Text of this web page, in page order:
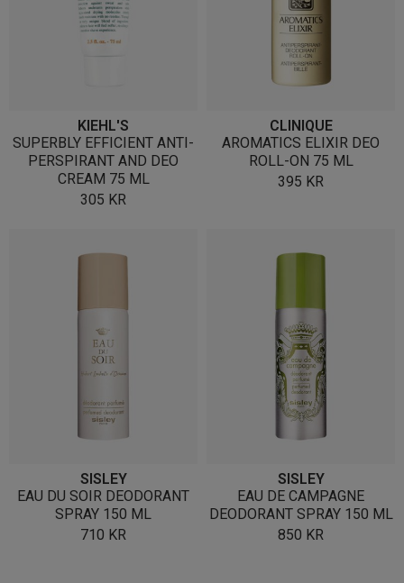
KIEHL'S
SUPERBLY EFFICIENT ANTI-
PERSPIRANT AND DEO
CREAM 75 ML
305 KR
CLINIQUE
AROMATICS ELIXIR DEO
ROLL-ON 75 ML
395 KR
SISLEY
EAU DU SOIR DEODORANT
SPRAY 150 ML
710 KR
SISLEY
EAU DE CAMPAGNE
DEODORANT SPRAY 150 ML
850 KR